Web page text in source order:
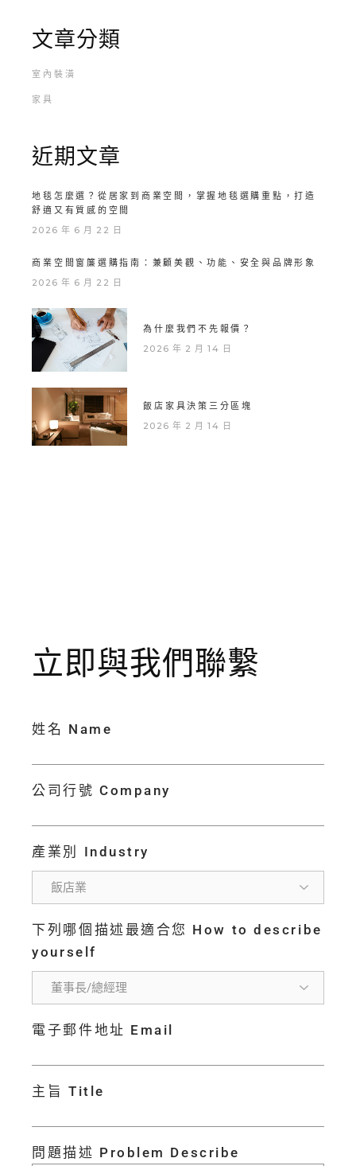
文章分類
室內裝潢
家具
近期文章
地毯怎麼選？從居家到商業空間，掌握地毯選購重點，打造
舒適又有質感的空間
2026 年 6 月 22 日
商業空間窗簾選購指南：兼顧美觀、功能、安全與品牌形象
2026 年 6 月 22 日
為什麼我們不先報價？
2026 年 2 月 14 日
飯店家具決策三分區塊
2026 年 2 月 14 日
立即與我們聯繫
姓名 Name
公司行號 Company
產業別 Industry
下列哪個描述最適合您 How to describe
yourself
電子郵件地址 Email
主旨 Title
問題描述 Problem Describe